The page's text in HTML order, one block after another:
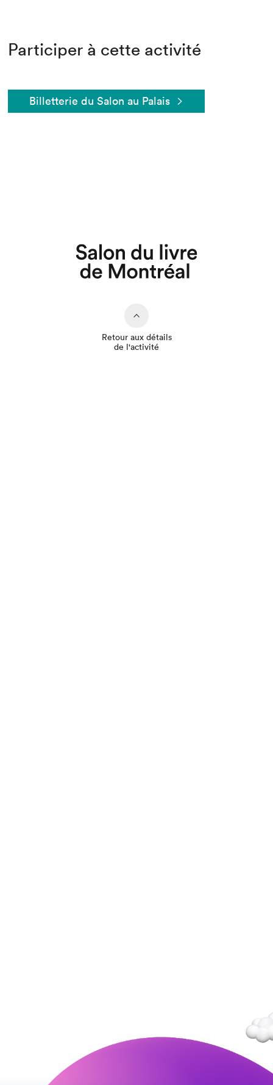
Participer à cette activité
Billetterie du Salon au Palais
Retour aux détails
de l'activité